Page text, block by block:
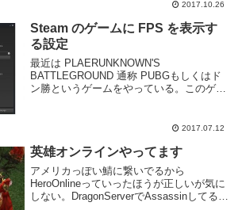
起動しなくなったとの報告を受けました。
確...
2017.10.26
Steam のゲームに FPS を表示す
る設定
最近は PLAERUNKNOWN'S
BATTLEGROUND 通称 PUBGもしくはド
ン勝というゲームをやっている。このゲー
ければ快適にプレイする事ができない...
2017.07.12
英雄オンラインやってます
アメリカっぽい鯖に繋いでるから
HeroOnlineっていったほうが正しいが気に
しない。DragonServerでAssassinしてる。